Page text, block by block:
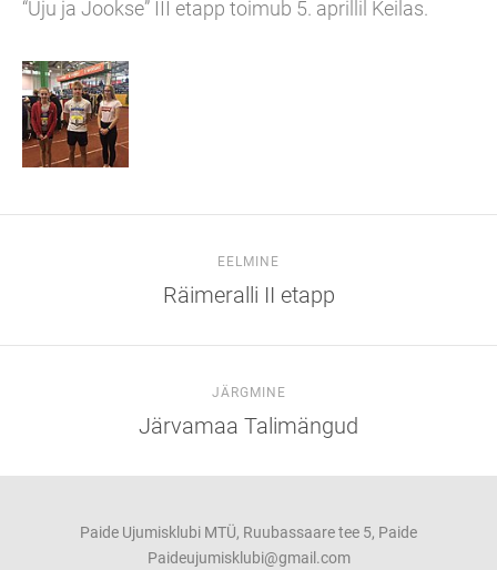
“Uju ja Jookse” III etapp toimub 5. aprillil Keilas.
EELMINE
Räimeralli II etapp
JÄRGMINE
Järvamaa Talimängud
Paide Ujumisklubi MTÜ, Ruubassaare tee 5, Paide
Paideujumisklubi@gmail.com